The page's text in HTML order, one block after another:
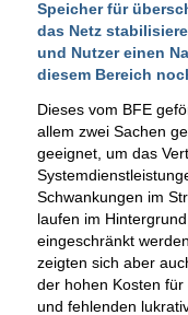
Speicher für
das Netz
und Nutzer einen
diesem Bereich
Dieses vom BFE
allem zwei Sachen
geeignet, um das
Schwankungen im
laufen im
eingeschränkt
zeigten sich aber
der hohen Kosten
und fehlenden